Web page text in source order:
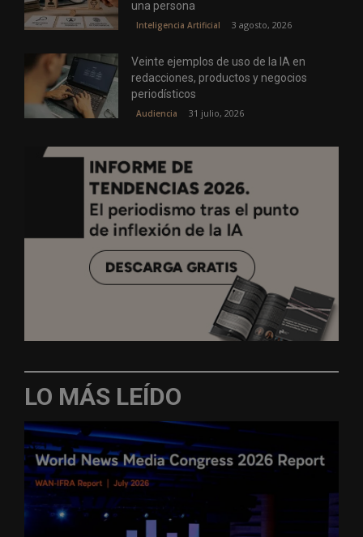
una persona
Inteligencia Artificial 3 agosto, 2026
Veinte ejemplos de uso de la IA en
redacciones, productos y negocios
periodísticos
Audiencia 31 julio, 2026
LO MÁS LEÍDO